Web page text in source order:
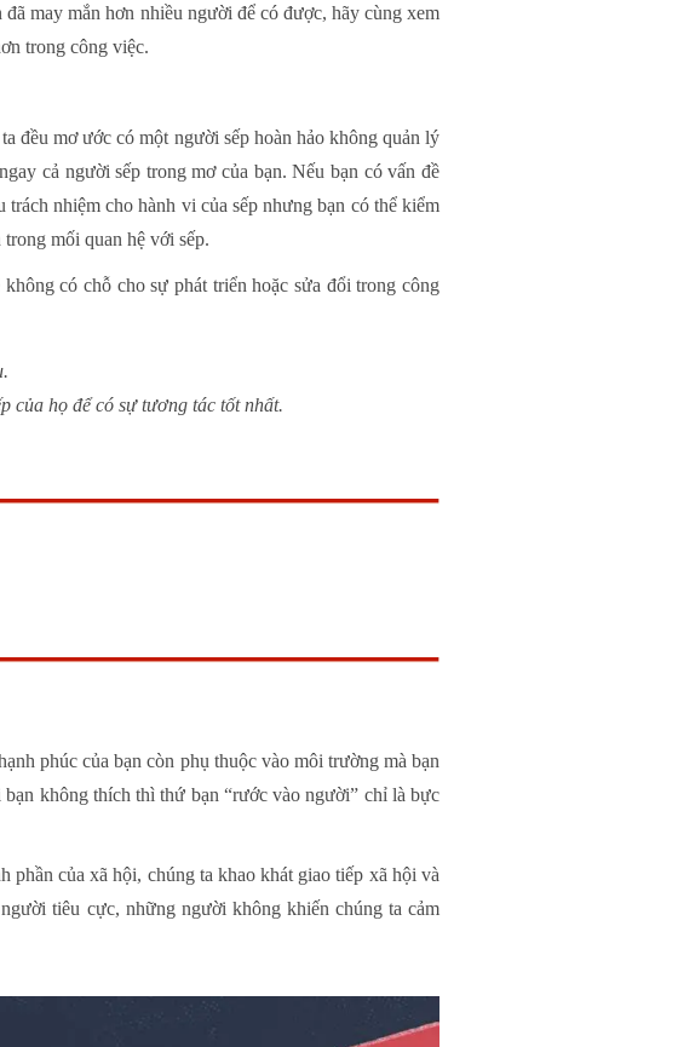
may mắn hơn nhiều người để có được, hãy cùng xem
trong công việc.
đều mơ ước có một người sếp hoàn hảo không quản lý
cả người sếp trong mơ của bạn. Nếu bạn có vấn đề
nhiệm cho hành vi của sếp nhưng bạn có thể kiểm
mối quan hệ với sếp.
có chỗ cho sự phát triển hoặc sửa đổi trong công
của họ để có sự tương tác tốt nhất.
phúc của bạn còn phụ thuộc vào môi trường mà bạn
không thích thì thứ bạn “rước vào người” chỉ là bực
của xã hội, chúng ta khao khát giao tiếp xã hội và
tiêu cực, những người không khiến chúng ta cảm